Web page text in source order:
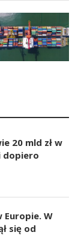
20 mld zł w
dopiero
Europie. W
się od